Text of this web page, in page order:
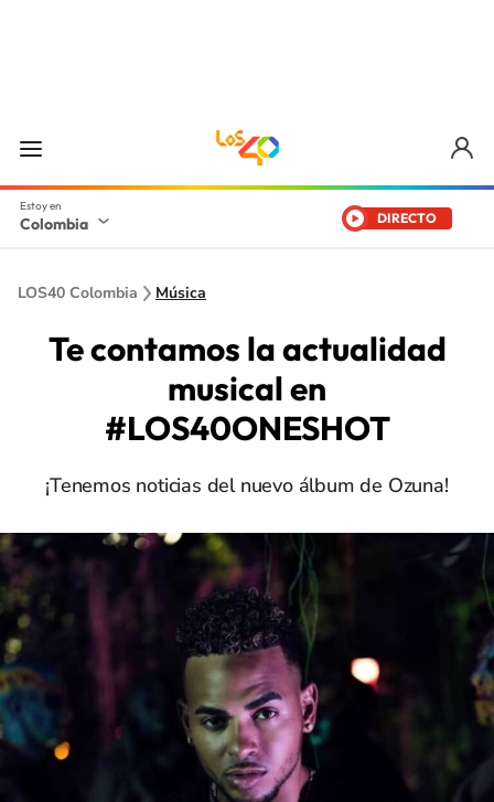
Colombia DIRECTO
LOS40 Colombia Música
Te contamos la actualidad
musical en
#LOS40ONESHOT
¡Tenemos noticias del nuevo álbum de Ozuna!